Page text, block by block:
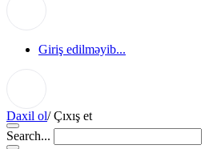
Giriş edilməyib...
Daxil ol/Çıxış et
Search...